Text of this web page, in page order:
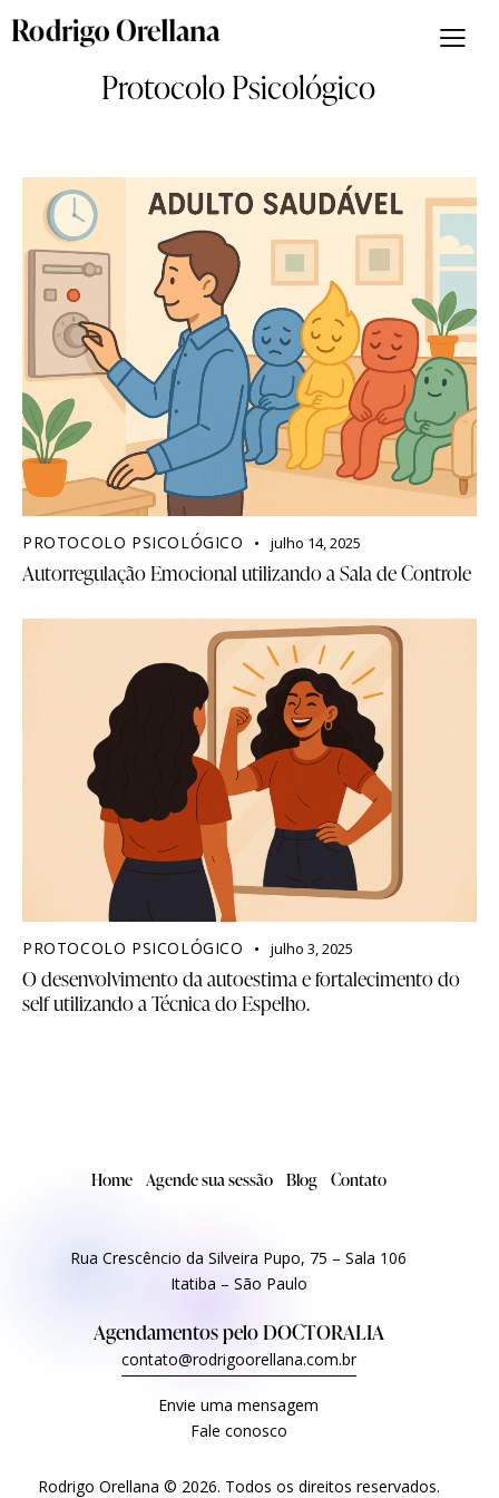
Protocolo Psicológico
PROTOCOLO PSICOLÓGICO julho 14, 2025
Autorregulação Emocional utilizando a Sala de Controle
PROTOCOLO PSICOLÓGICO julho 3, 2025
O desenvolvimento da autoestima e fortalecimento do
self utilizando a Técnica do Espelho.
Home Agende sua sessão Blog Contato
Rua Crescêncio da Silveira Pupo, 75 – Sala 106
Itatiba – São Paulo
Agendamentos peloDOCTORALIA
contato@rodrigoorellana.com.br
Envie uma mensagem
Fale conosco
Rodrigo Orellana © 2026. Todos os direitos reservados.